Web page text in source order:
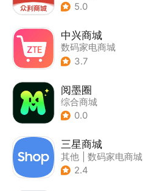
5.0
中兴商城
数码家电商城
3.7
阅墨圈
综合商城
0.0
三星商城
其他
数码家电商城
2.4